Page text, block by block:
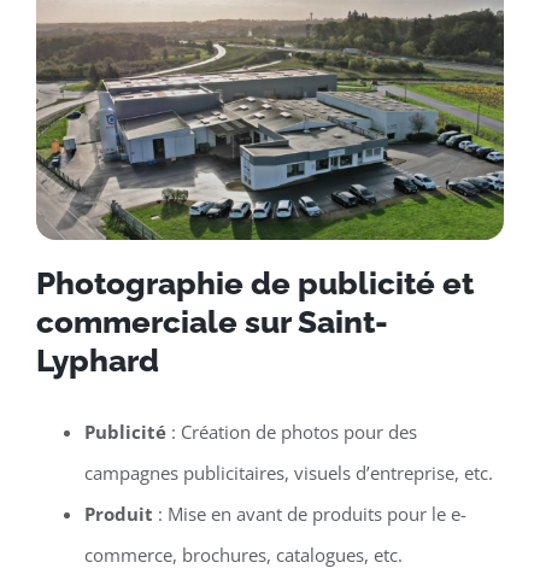
Photographie de publicité et
commerciale sur Saint-
Lyphard
Publicité: Création de photos pour des
campagnes publicitaires, visuels d’entreprise, etc.
Produit : Mise en avant de produits pour le e-
commerce, brochures, catalogues, etc.